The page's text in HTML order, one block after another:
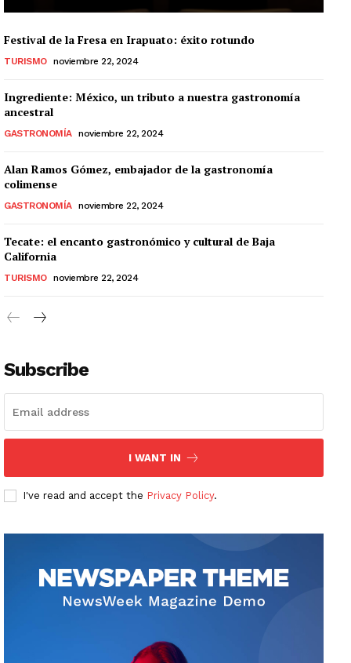
Festival de la Fresa en Irapuato: éxito rotundo
TURISMO noviembre 22, 2024
Ingrediente: México, un tributo a nuestra gastronomía
ancestral
GASTRONOMÍA noviembre 22, 2024
Alan Ramos Gómez, embajador de la gastronomía
colimense
GASTRONOMÍA noviembre 22, 2024
Tecate: el encanto gastronómico y cultural de Baja
California
TURISMO noviembre 22, 2024
Subscribe
I WANT IN
I've read and accept the Privacy Policy.